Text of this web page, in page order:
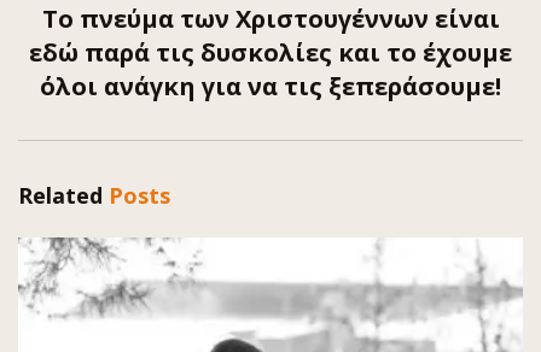
Το πνεύμα των Χριστουγέννων είναι
εδώ παρά τις δυσκολίες και το έχουμε
όλοι ανάγκη για να τις ξεπεράσουμε!
Related Posts